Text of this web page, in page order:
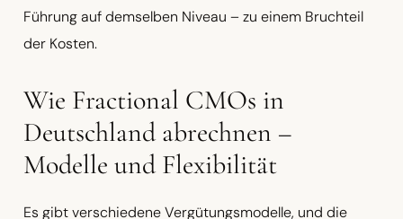
Führung auf demselben Niveau – zu einem Bruchteil
der Kosten.
Wie Fractional CMOs in
Deutschland abrechnen –
Modelle und Flexibilität
Es gibt verschiedene Vergütungsmodelle, und die